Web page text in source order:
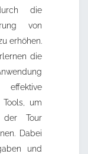
die
von
erhöhen.
die
um
Tour
Dabei
und